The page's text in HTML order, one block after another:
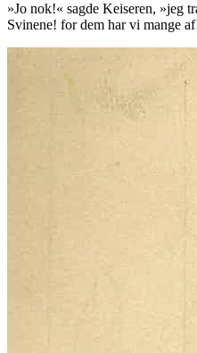
»Jo nok!« sagde Keiseren, »jeg
Svinene! for dem har vi mange